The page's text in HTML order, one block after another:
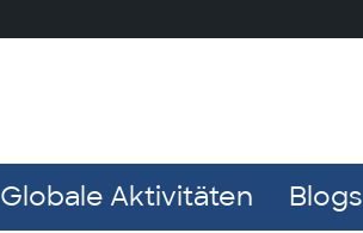
Globale Aktivitäten Blogs